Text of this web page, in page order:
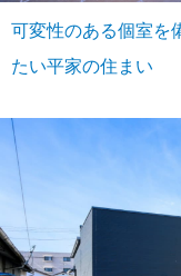
可変性のある個室を
たい平家の住まい